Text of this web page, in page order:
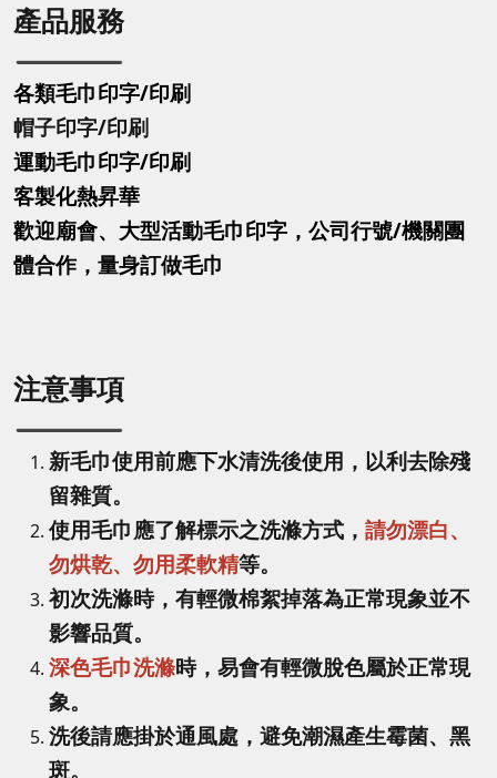
產品服務
各類毛巾印字/印刷
帽子印字/印刷
運動毛巾印字/印刷
客製化熱昇華
歡迎廟會、大型活動毛巾印字，公司行號/機關團
體合作，量身訂做毛巾
注意事項
新毛巾使用前應下水清洗後使用，以利去除殘
留雜質。
使用毛巾應了解標示之洗滌方式， 請勿漂白、
勿烘乾、勿用柔軟精等。
初次洗滌時，有輕微棉絮掉落為正常現象並不
影響品質。
深色毛巾洗滌時，易會有輕微脫色屬於正常現
象。
洗後請應掛於通風處，避免潮濕產生霉菌、黑
斑。